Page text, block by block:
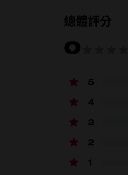
產品規格
闊度(mm)
高度 (mm)
重量 (kg)
承載重量 (kg)
總體評分
0
5
4
3
2
1